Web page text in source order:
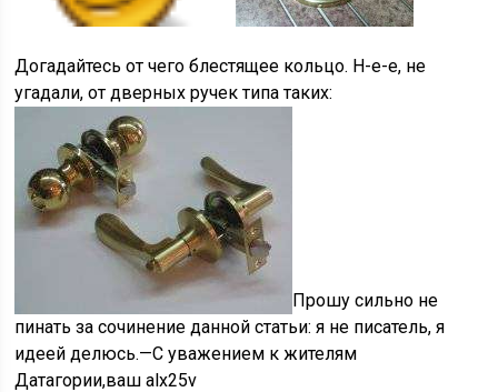
Догадайтесь от чего блестящее кольцо. Н-е-е, не
угадали, от дверных ручек типа таких:
Прошу сильно не
пинать за сочинение данной статьи: я не писатель, я
идеей делюсь.—С уважением к жителям
Датагории,ваш alx25v